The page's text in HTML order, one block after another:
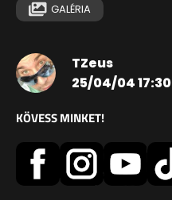
GALÉRIA
TZeus
25/04/04 17:30
KÖVESS MINKET!